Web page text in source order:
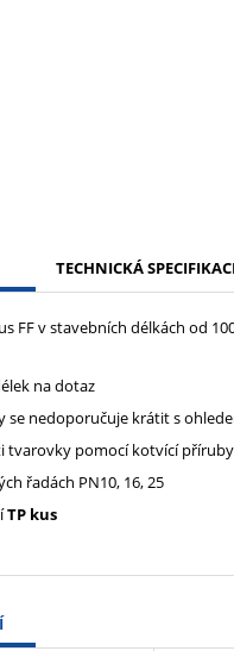
TECHNICKÁ
FF v stavebních délkách od
na dotaz
se nedoporučuje krátit s
tvarovky pomocí kotvící příruby
řadách PN10, 16, 25
TP kus